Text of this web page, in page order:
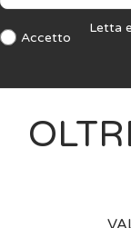
Accetto
Letta